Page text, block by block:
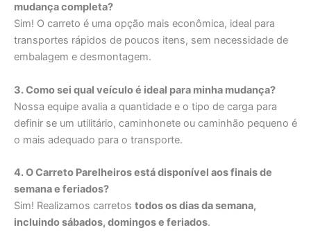
mudança completa?
Sim! O carreto é uma opção mais econômica, ideal para
transportes rápidos de poucos itens, sem necessidade de
embalagem e desmontagem.
3. Como sei qual veículo é ideal para minha mudança?
Nossa equipe avalia a quantidade e o tipo de carga para
definir se um utilitário, caminhonete ou caminhão pequeno é
o mais adequado para o transporte.
4. O Carreto Parelheiros está disponível aos finais de
semana e feriados?
Sim! Realizamos carretos todos os dias da semana,
incluindo sábados, domingos e feriados.